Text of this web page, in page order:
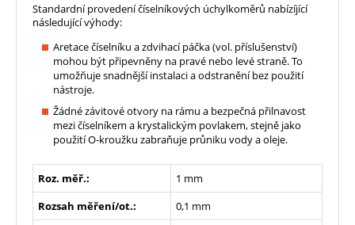
Standardní provedení číselníkových úchylkoměrů nabízíjící
následující výhody:
Aretace číselníku a zdvihací páčka (vol. příslušenství)
mohou být připevněny na pravé nebo levé straně. To
umožňuje snadnější instalaci a odstranění bez použití
nástroje.
Žádné závitové otvory na rámu a bezpečná přilnavost
mezi číselníkem a krystalickým povlakem, stejně jako
použití O-kroužku zabraňuje průniku vody a oleje.
Roz. měř.:
1 mm
Rozsah měření/ot.:
0,1 mm